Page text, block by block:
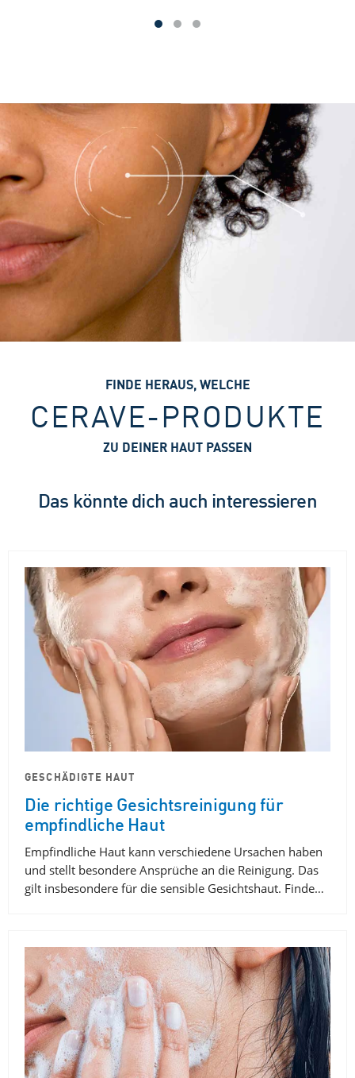
FINDE HERAUS, WELCHE
CERAVE-PRODUKTE
ZU DEINER HAUT PASSEN
Das könnte dich auch interessieren
GESCHÄDIGTE HAUT
Die richtige Gesichtsreinigung für
empfindliche Haut
Empfindliche Haut kann verschiedene Ursachen haben
und stellt besondere Ansprüche an die Reinigung. Das
gilt insbesondere für die sensible Gesichtshaut. Finde…